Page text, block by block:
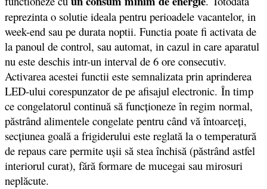
reprezinta o solutie ideala pentru perioadele vacantelor, in
week-end sau pe durata noptii. Functia poate fi activata de
la panoul de control, sau automat, in cazul in care aparatul
nu este deschis intr-un interval de 6 ore consecutiv.
Activarea acestei functii este semnalizata prin aprinderea
LED-ului corespunzator de pe afisajul electronic. În timp
ce congelatorul continuă să funcţioneze în regim normal,
păstrând alimentele congelate pentru când vă întoarceţi,
secţiunea goală a frigiderului este reglată la o temperatură
de repaus care permite uşii să stea închisă (păstrând astfel
interiorul curat), fără formare de mucegai sau mirosuri
neplăcute.